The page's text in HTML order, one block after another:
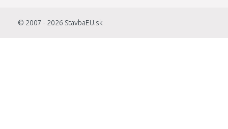
© 2007 - 2026 StavbaEU.sk